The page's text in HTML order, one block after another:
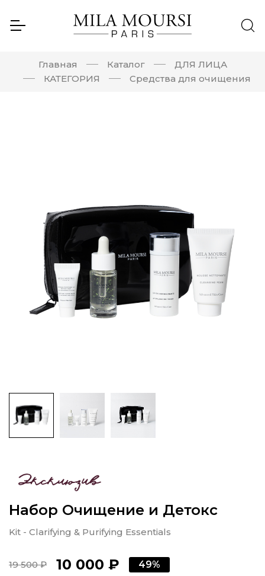
Главная Каталог
ДЛЯ ЛИЦА
КАТЕГОРИЯ
Средства для очищения
Набор Очищение и Детокс
Kit - Clarifying & Purifying Essentials
19 500 ₽ 10 000 ₽ 49%